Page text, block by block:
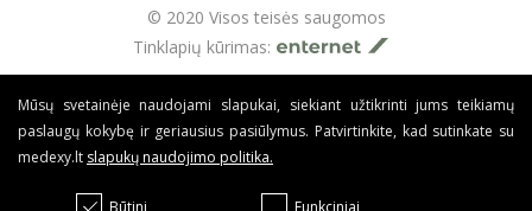
© 2020 Visos teisės saugomos
Tinklapių kūrimas:
Mūsų svetainėje naudojami slapukai, siekiant užtikrinti jums teikiamų
paslaugų kokybę ir geriausius pasiūlymus. Patvirtinkite, kad sutinkate su
medexy.lt slapukų naudojimo politika.
Būtini Funkciniai